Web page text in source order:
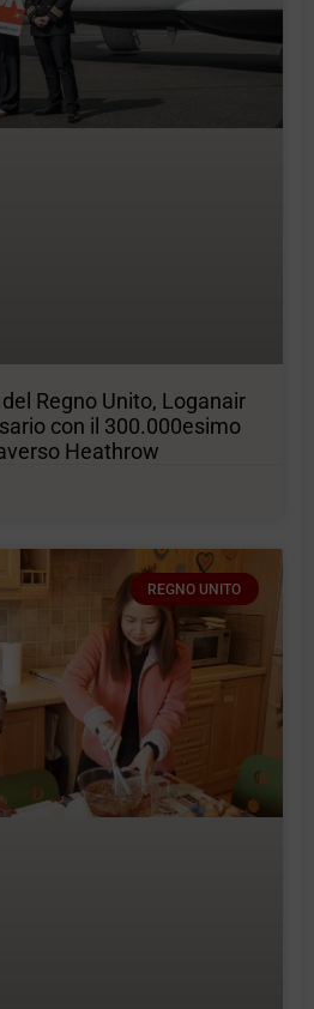
Regno Unito, Loganair
con il 300.000esimo
Heathrow
REGNO UNITO